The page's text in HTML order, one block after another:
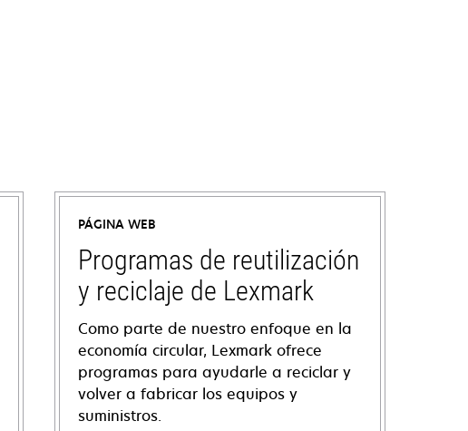
PÁGINA WEB
Programas de reutilización
y reciclaje de Lexmark
Como parte de nuestro enfoque en la
economía circular, Lexmark ofrece
programas para ayudarle a reciclar y
volver a fabricar los equipos y
suministros.